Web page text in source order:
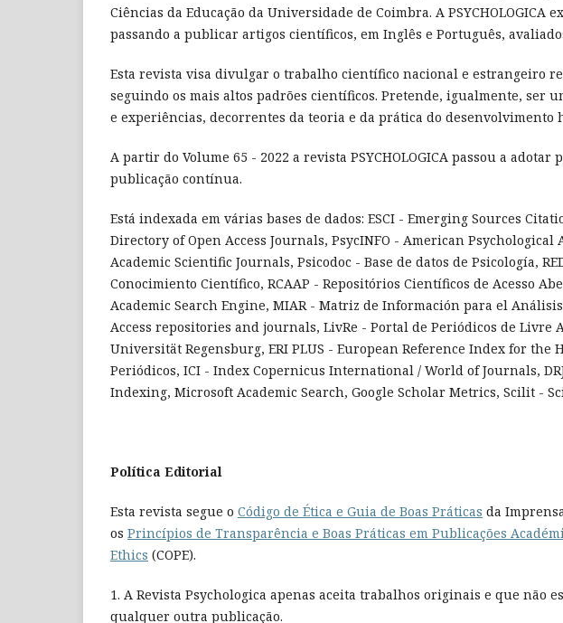
Ciências da Educação da Universidade de Coimbra. A PSYCHOLOGICA
passando a publicar artigos científicos, em Inglês e Português,
Esta revista visa divulgar o trabalho científico nacional e estrangeiro
seguindo os mais altos padrões científicos. Pretende, igualmente, ser
e experiências, decorrentes da teoria e da prática do desenvolvimento
A partir do Volume 65 - 2022 a revista PSYCHOLOGICA passou a
publicação contínua.
Está indexada em várias bases de dados: ESCI - Emerging Sources
Directory of Open Access Journals, PsycINFO - American Psychological
Academic Scientific Journals, Psicodoc - Base de datos de Psicología,
Conocimiento Científico, RCAAP - Repositórios Científicos de Acesso
Academic Search Engine, MIAR - Matriz de Información para el Análisis
Access repositories and journals, LivRe - Portal de Periódicos de Livre
Universität Regensburg, ERI PLUS - European Reference Index for the
Periódicos, ICI - Index Copernicus International / World of Journals,
Indexing, Microsoft Academic Search, Google Scholar Metrics, Scilit -
Política Editorial
Esta revista segue o Código de Ética e Guia de Boas Práticas da
os Princípios de Transparência e Boas Práticas em Publicações
Ethics (COPE).
1. A Revista Psychologica apenas aceita trabalhos originais e que não
qualquer outra publicação.